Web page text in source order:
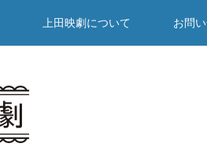
上田映劇について お問